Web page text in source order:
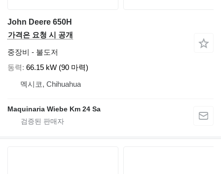
John Deere 650H
가격은 요청 시 공개
중장비 - 불도저
동력 66.15 kW (90 마력)
멕시코, Chihuahua
Maquinaria Wiebe Km 24 Sa